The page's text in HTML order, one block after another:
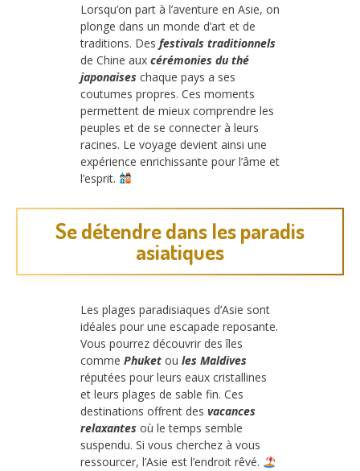
Lorsqu’on part à l’aventure en Asie, on
plonge dans un monde d’art et de
traditions. Des festivals traditionnels
de Chine aux cérémonies du thé
japonaises chaque pays a ses
coutumes propres. Ces moments
permettent de mieux comprendre les
peuples et de se connecter à leurs
racines. Le voyage devient ainsi une
expérience enrichissante pour l’âme et
l’esprit.
Se détendre dans les paradis
asiatiques
Les plages paradisiaques d’Asie sont
idéales pour une escapade reposante.
Vous pourrez découvrir des îles
comme Phuket ou les Maldives
réputées pour leurs eaux cristallines
et leurs plages de sable fin. Ces
destinations offrent des vacances
relaxantes où le temps semble
suspendu. Si vous cherchez à vous
ressourcer, l’Asie est l’endroit rêvé.